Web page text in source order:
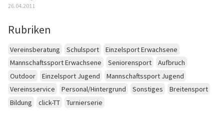
26.04.2011
Rubriken
Vereinsberatung Schulsport
Einzelsport Erwachsene
Mannschaftssport Erwachsene
Seniorensport
Aufbruch
Outdoor
Einzelsport Jugend
Mannschaftssport Jugend
Vereinsservice
Personal/Hintergrund Sonstiges
Breitensport
Bildung
click-TT Turnierserie